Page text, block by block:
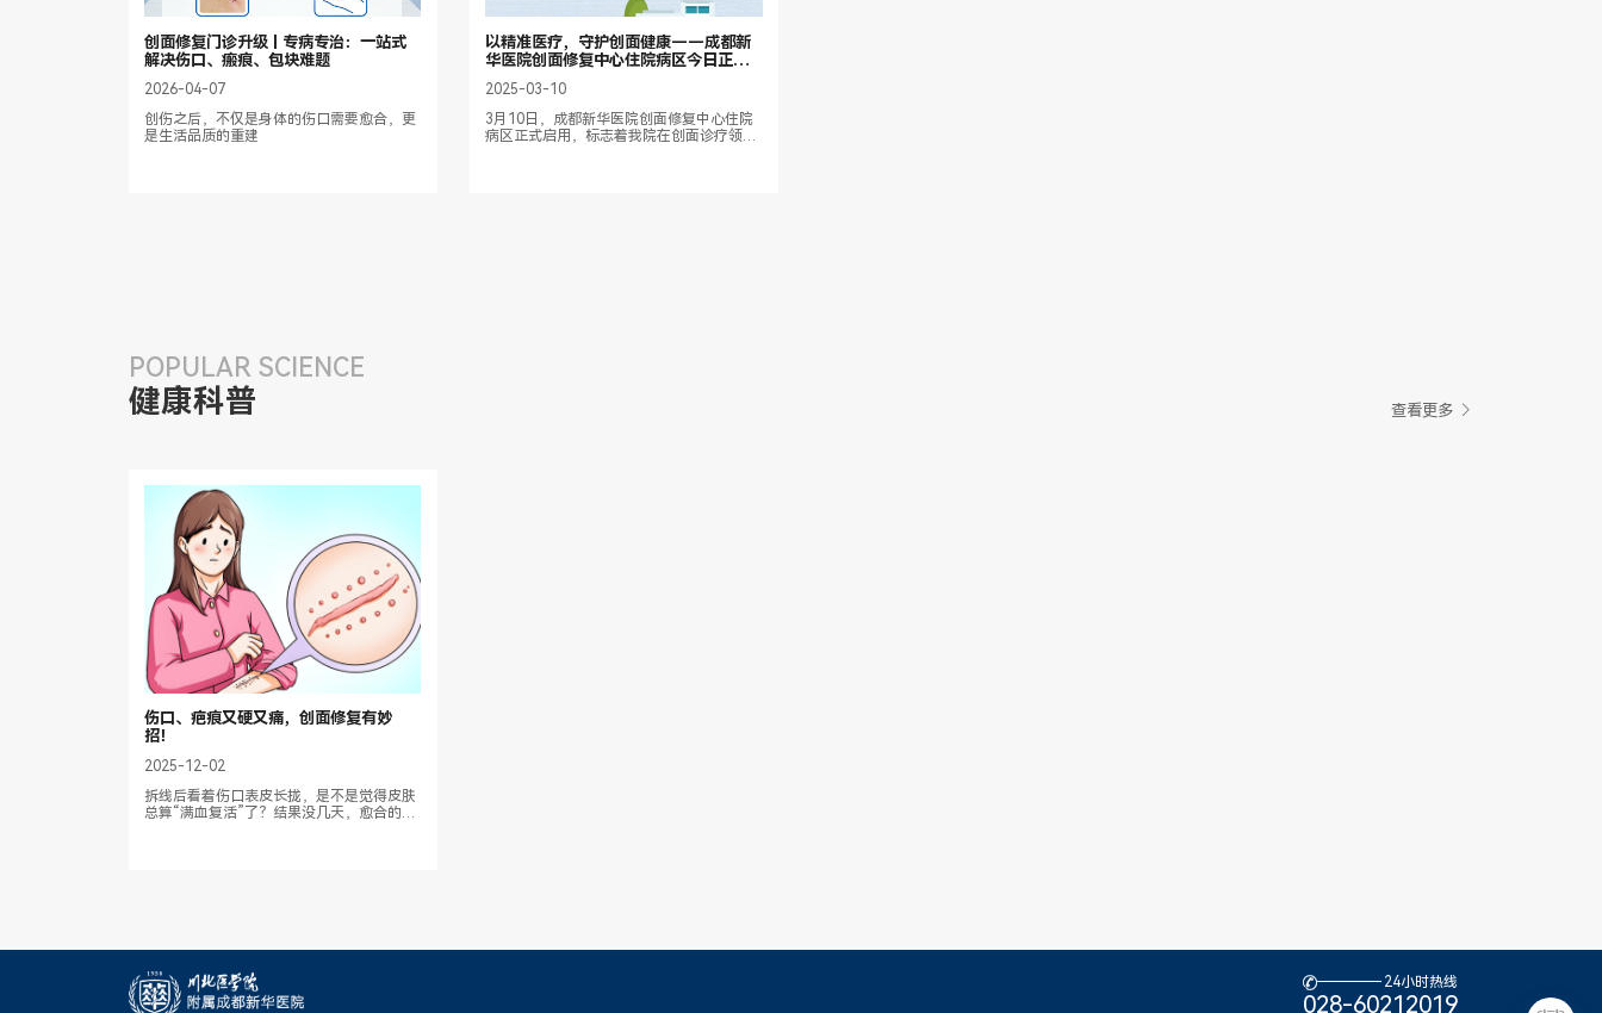
创面修复门诊升级 | 专病专治：一站式
解决伤口、瘢痕、包块难题
2026-04-07
创伤之后，不仅是身体的伤口需要愈合，更
是生活品质的重建
以精准医疗，守护创面健康——成都新
华医院创面修复中心住院病区今日正式
2025-03-10
3月10日，成都新华医院创面修复中心住院
病区正式启用，标志着我院在创面诊疗领域
POPULAR SCIENCE
健康科普 查看更多 
伤口、疤痕又硬又痛，创面修复有妙
招！
2025-12-02
拆线后看着伤口表皮长拢，是不是觉得皮肤
总算“满血复活”了？结果没几天，愈合的地
 24小时热线
028-60212019